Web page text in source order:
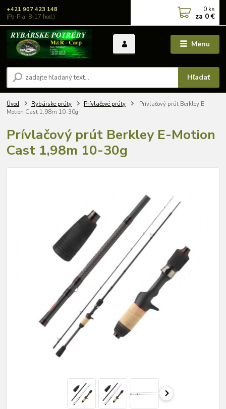
Menu
Hľadať
+421 907 423 148
(Po-Pia, 8-17 hod.)
0 ks
za 0 €
Úvod Rybárske prúty Prívlačové prúty
Prívlačový prút Berkley E-
Motion Cast 1,98m 10-30g
Prívlačový prút Berkley E-Motion
Cast 1,98m 10-30g